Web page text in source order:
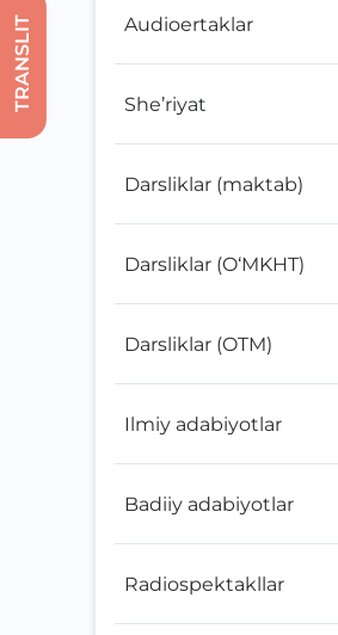
Audioertaklar
She’riyat
Darsliklar (maktab)
Darsliklar (O‘MKHT)
Darsliklar (OTM)
Ilmiy adabiyotlar
Badiiy adabiyotlar
Radiospektakllar
TRANSLIT